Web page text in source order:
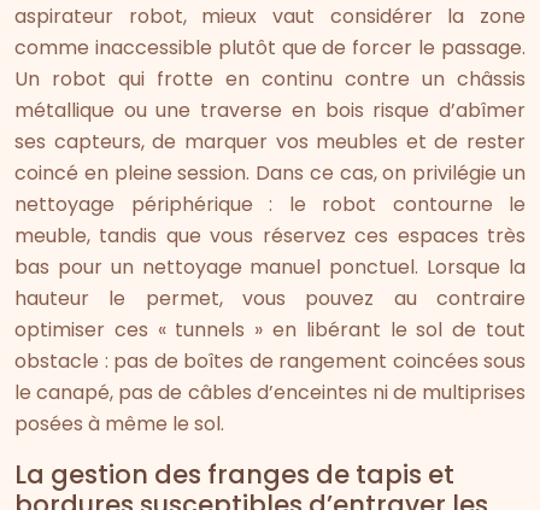
aspirateur robot, mieux vaut considérer la zone
comme inaccessible plutôt que de forcer le passage.
Un robot qui frotte en continu contre un châssis
métallique ou une traverse en bois risque d’abîmer
ses capteurs, de marquer vos meubles et de rester
coincé en pleine session. Dans ce cas, on privilégie un
nettoyage périphérique : le robot contourne le
meuble, tandis que vous réservez ces espaces très
bas pour un nettoyage manuel ponctuel. Lorsque la
hauteur le permet, vous pouvez au contraire
optimiser ces « tunnels » en libérant le sol de tout
obstacle : pas de boîtes de rangement coincées sous
le canapé, pas de câbles d’enceintes ni de multiprises
posées à même le sol.
La gestion des franges de tapis et